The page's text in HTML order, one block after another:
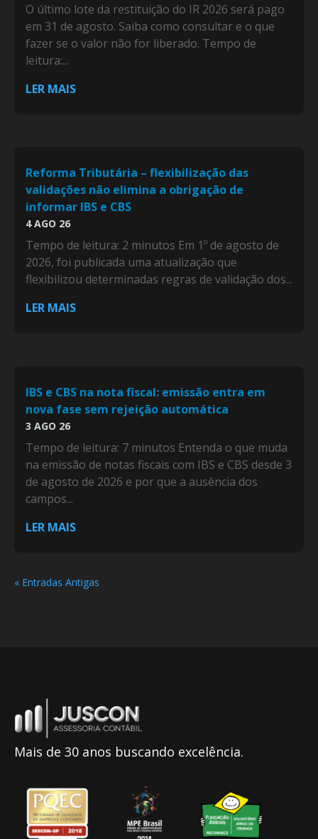
O último lote da restituição do IR 2026 será pago
em 31 de agosto. Saiba como consultar e o que
fazer se o valor não for liberado. Tempo de
leitura:...
LER MAIS
Reforma Tributária – flexibilização das
validações não elimina a obrigação de
informar IBS e CBS
4 AGO 26
Tempo de leitura: 2 minutos Em 1º de agosto de
2026, foi publicada uma atualização que
flexibilizou determinadas regras de validação dos...
LER MAIS
IBS e CBS na nota fiscal: emissão entra em
nova fase sem rejeição automática
3 AGO 26
Tempo de leitura: 7 minutos Entenda o que muda
na emissão de notas fiscais com IBS e CBS desde 3
de agosto de 2026 e por que a ausência dos
campos...
LER MAIS
« Entradas Antigas
Mais de 30 anos buscando excelência.